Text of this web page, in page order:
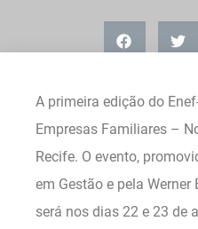
A primeira edição do
Empresas Familiares –
Recife. O evento,
em Gestão e pela
será nos dias 22 e 23 de